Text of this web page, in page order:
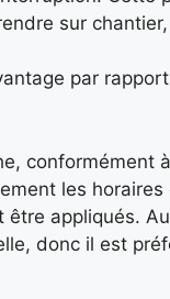
sur
par
conformément
les
appliqués.
donc il est